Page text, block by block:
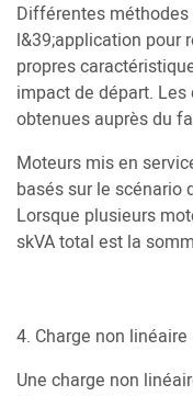
Différentes
l&39;application pour
propres
impact de départ.
obtenues auprès du
Moteurs mis en
basés sur le scénario
Lorsque plusieurs
skVA total est la
4. Charge non linéaire
Une charge non